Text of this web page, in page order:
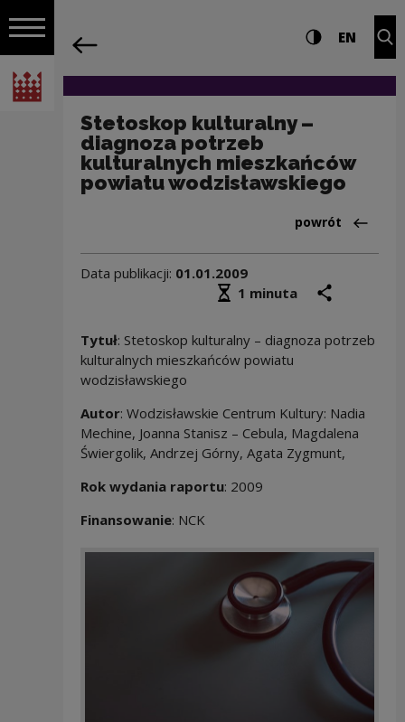
Włącz nawigację
Narodowe Centrum Kultury
Nawigacja Ustawienia i Wysoki
EN
Stetoskop kulturalny –
diagnoza potrzeb
kulturalnych mieszkańców
powiatu wodzisławskiego
Powrót do:Baza
powrót
Data publikacji: 01.01.2009
Średni czas czytania
1 minuta
Tytuł: Stetoskop kulturalny – diagnoza potrzeb
kulturalnych mieszkańców powiatu
wodzisławskiego
Autor: Wodzisławskie Centrum Kultury: Nadia
Mechine, Joanna Stanisz – Cebula, Magdalena
Świergolik, Andrzej Górny, Agata Zygmunt,
Rok wydania raportu: 2009
Finansowanie: NCK